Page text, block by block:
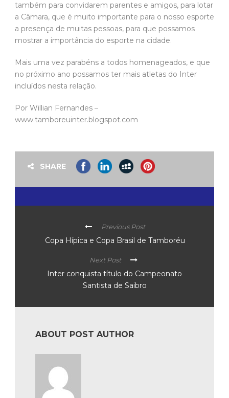
também para convidarem parentes e amigos, para lotar
a Câmara, que é muito importante para o nosso esporte
a presença de muitas pessoas, para que possamos
mostrar a importância do esporte na cidade.
Mais uma vez parabéns a todos homenageados, e que
no próximo ano possamos ter mais atletas do Inter
incluídos nesta relação.
Por Willian Fernandes –
www.tamboreuinter.blogspot.com
SHARE
Previous Post
Copa Hípica e Copa Brasil de Tamboréu
Next Post
Inter conquista título do Campeonato
Santista de Saibro
ABOUT POST AUTHOR